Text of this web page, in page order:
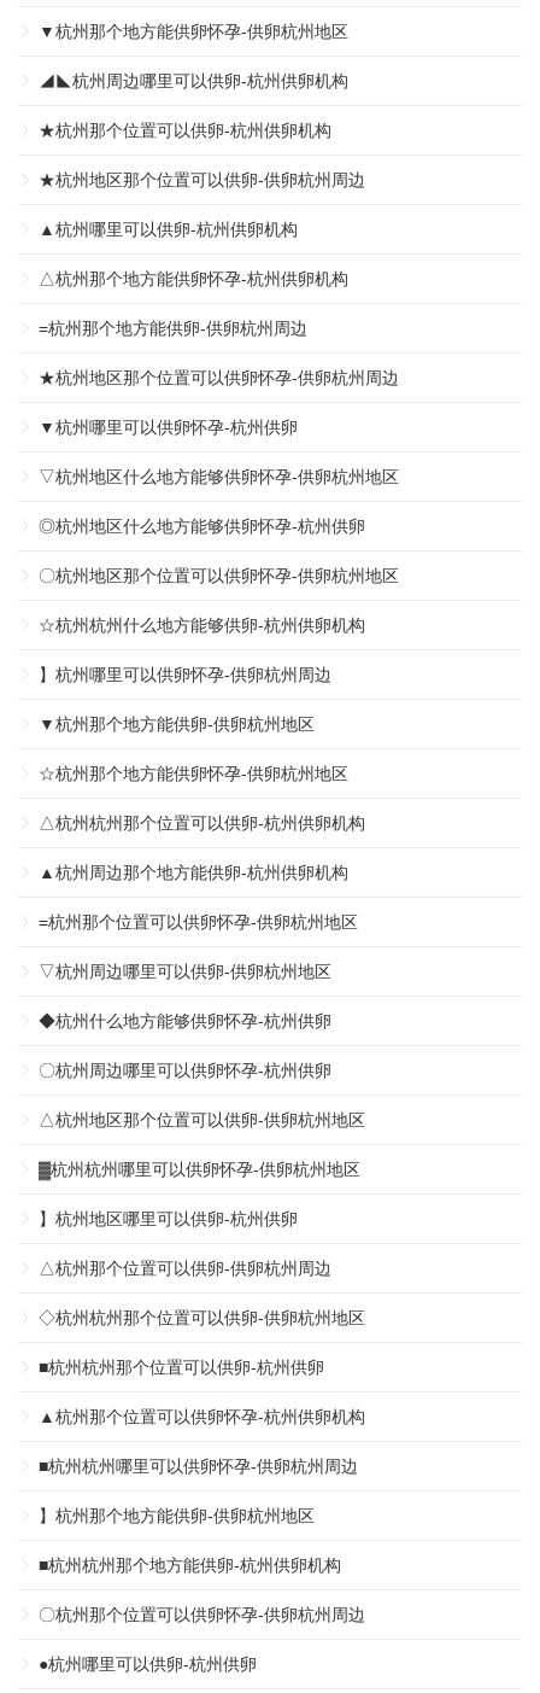
▼杭州那个地方能供卵怀孕-供卵杭州地区
◢◣杭州周边哪里可以供卵-杭州供卵机构
★杭州那个位置可以供卵-杭州供卵机构
★杭州地区那个位置可以供卵-供卵杭州周边
▲杭州哪里可以供卵-杭州供卵机构
△杭州那个地方能供卵怀孕-杭州供卵机构
=杭州那个地方能供卵-供卵杭州周边
★杭州地区那个位置可以供卵怀孕-供卵杭州周边
▼杭州哪里可以供卵怀孕-杭州供卵
▽杭州地区什么地方能够供卵怀孕-供卵杭州地区
◎杭州地区什么地方能够供卵怀孕-杭州供卵
〇杭州地区那个位置可以供卵怀孕-供卵杭州地区
☆杭州杭州什么地方能够供卵-杭州供卵机构
】杭州哪里可以供卵怀孕-供卵杭州周边
▼杭州那个地方能供卵-供卵杭州地区
☆杭州那个地方能供卵怀孕-供卵杭州地区
△杭州杭州那个位置可以供卵-杭州供卵机构
▲杭州周边那个地方能供卵-杭州供卵机构
=杭州那个位置可以供卵怀孕-供卵杭州地区
▽杭州周边哪里可以供卵-供卵杭州地区
◆杭州什么地方能够供卵怀孕-杭州供卵
〇杭州周边哪里可以供卵怀孕-杭州供卵
△杭州地区那个位置可以供卵-供卵杭州地区
▓杭州杭州哪里可以供卵怀孕-供卵杭州地区
】杭州地区哪里可以供卵-杭州供卵
△杭州那个位置可以供卵-供卵杭州周边
◇杭州杭州那个位置可以供卵-供卵杭州地区
■杭州杭州那个位置可以供卵-杭州供卵
▲杭州那个位置可以供卵怀孕-杭州供卵机构
■杭州杭州哪里可以供卵怀孕-供卵杭州周边
】杭州那个地方能供卵-供卵杭州地区
■杭州杭州那个地方能供卵-杭州供卵机构
〇杭州那个位置可以供卵怀孕-供卵杭州周边
●杭州哪里可以供卵-杭州供卵